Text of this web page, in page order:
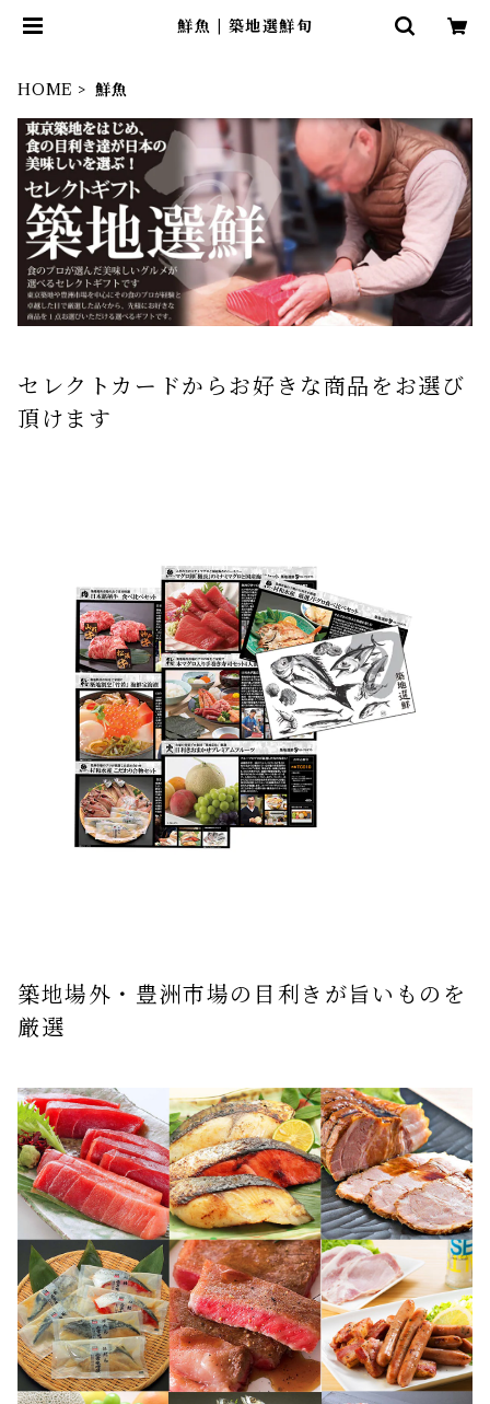
鮮魚 | 築地選鮮旬
HOME 鮮魚
セレクトカードからお好きな商品をお選び
頂けます
築地場外・豊洲市場の目利きが旨いものを
厳選